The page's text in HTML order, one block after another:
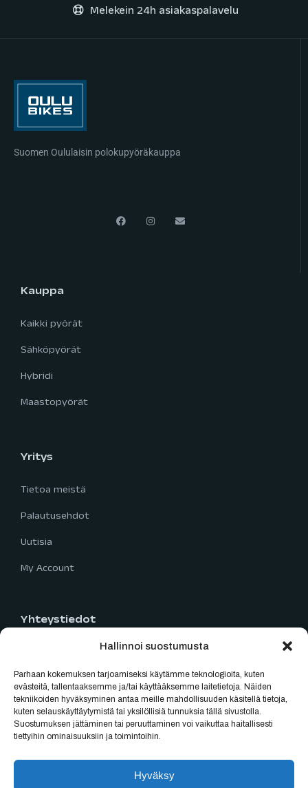
Hallinnoi suostumusta
Parhaan kokemuksen tarjoamiseksi käytämme teknologioita, kuten
evästeitä, tallentaaksemme ja/tai käyttääksemme laitetietoja. Näiden
tekniikoiden hyväksyminen antaa meille mahdollisuuden käsitellä tietoja,
kuten selauskäyttäytymistä tai yksilöllisiä tunnuksia tällä sivustolla.
Suostumuksen jättäminen tai peruuttaminen voi vaikuttaa haitallisesti
tiettyihin ominaisuuksiin ja toimintoihin.
Hyväksy
Melekein 24h asiakaspalavelu
Suomen Oululaisin polokupyöräkauppa
Kauppa
Kaikki pyörät
Sähköpyörät
Hybridi
Maastopyörät
Yritys
Tietoa meistä
Palautusehdot
Uutisia
My Account
Yhteystiedot
040 777 2819
myynti@oulubikes.fi
Arkisin: 10:00-18:00